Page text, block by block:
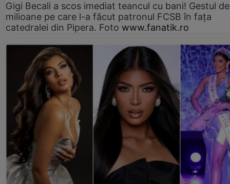
Gigi Becali a scos imediat teancul cu bani! Gestul de
milioane pe care l-a făcut patronul FCSB în fața
catedralei din Pipera. Foto www.fanatik.ro